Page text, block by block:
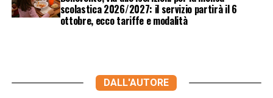
scolastica 2026/2027: il servizio partirà il 6
ottobre, ecco tariffe e modalità
DALL'AUTORE